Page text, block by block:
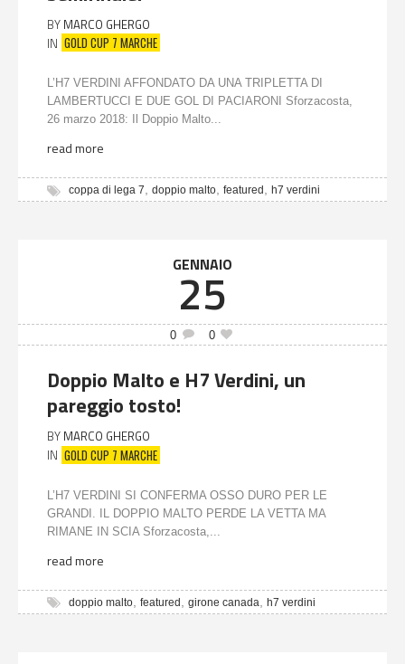
BY MARCO GHERGO
IN GOLD CUP 7 MARCHE
L’H7 VERDINI AFFONDATO DA UNA TRIPLETTA DI
LAMBERTUCCI E DUE GOL DI PACIARONI Sforzacosta,
26 marzo 2018: Il Doppio Malto...
read more
coppa di lega 7, doppio malto, featured , h7 verdini
GENNAIO
25
0 0
Doppio Malto e H7 Verdini, un
pareggio tosto!
BY MARCO GHERGO
IN GOLD CUP 7 MARCHE
L’H7 VERDINI SI CONFERMA OSSO DURO PER LE
GRANDI. IL DOPPIO MALTO PERDE LA VETTA MA
RIMANE IN SCIA Sforzacosta,...
read more
doppio malto featured girone canada h7 verdini